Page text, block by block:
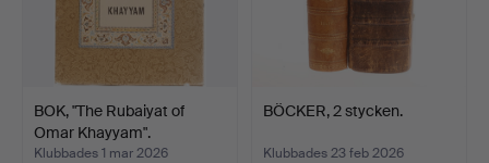
BOK, "The Rubaiyat of
Omar Khayyam".
Klubbades 1 mar 2026
BÖCKER, 2 stycken.
Klubbades 23 feb 2026